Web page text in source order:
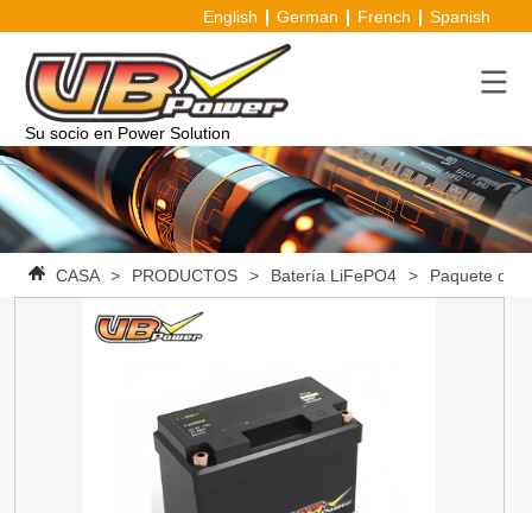
English German French Spanish
Su socio en Power Solution
CASA > PRODUCTOS > Batería LiFePO4 > Paquete de